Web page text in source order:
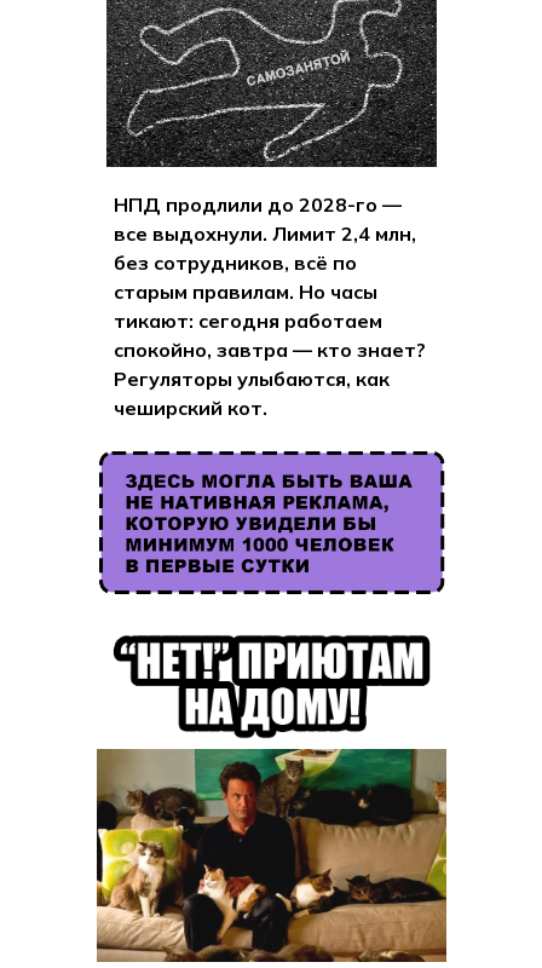
НПД продлили до 2028-го —
все выдохнули. Лимит 2,4 млн,
без сотрудников, всё по
старым правилам. Но часы
тикают: сегодня работаем
спокойно, завтра — кто знает?
Регуляторы улыбаются, как
чеширский кот.